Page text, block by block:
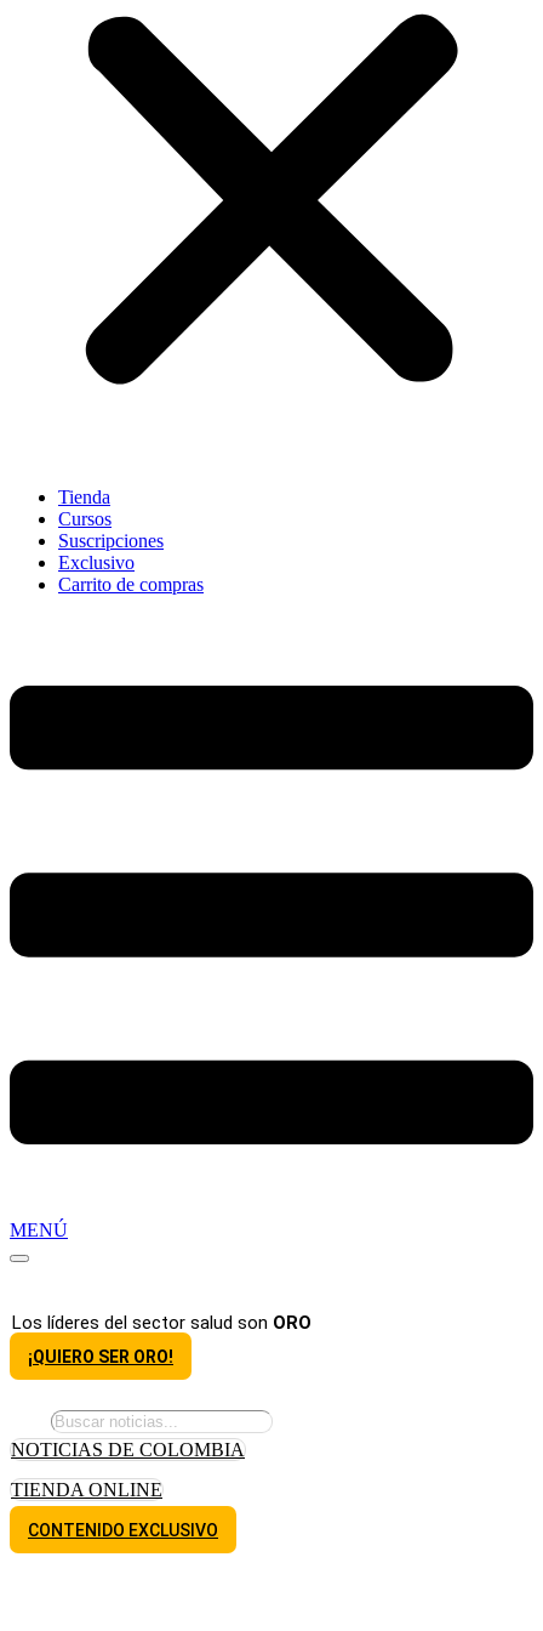
Tienda
Cursos
Suscripciones
Exclusivo
Carrito de compras
MENÚ
Los líderes del sector salud son ORO
¡QUIERO SER ORO!
NOTICIAS DE COLOMBIA
TIENDA ONLINE
CONTENIDO EXCLUSIVO